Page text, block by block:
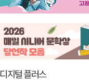
디지털 플러스